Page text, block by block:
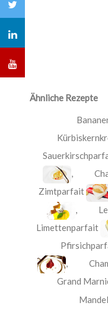
Ähnliche Rezepte
,
Zimtparfait
Limettenparfait
,
Grand